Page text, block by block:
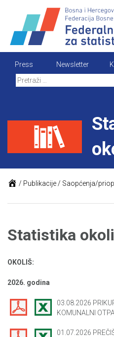
content
Press Newsletter
/ Publikacije/ Saopćenja/
Statistika
OKOLIŠ:
2026. godina
03.08.2026
KOMUNALNI
01.07.2026